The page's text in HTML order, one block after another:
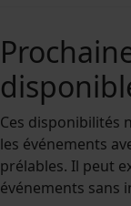
Ces disponibilités
les événements
prélables. Il peut
événements sans